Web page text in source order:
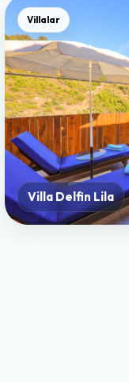
Villalar
Villa Delfin Lila